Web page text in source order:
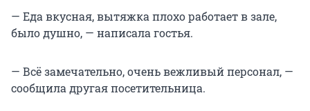
— Еда вкусная, вытяжка плохо работает в зале,
было душно, — написала гостья.
— Всё замечательно, очень вежливый персонал, —
сообщила другая посетительница.